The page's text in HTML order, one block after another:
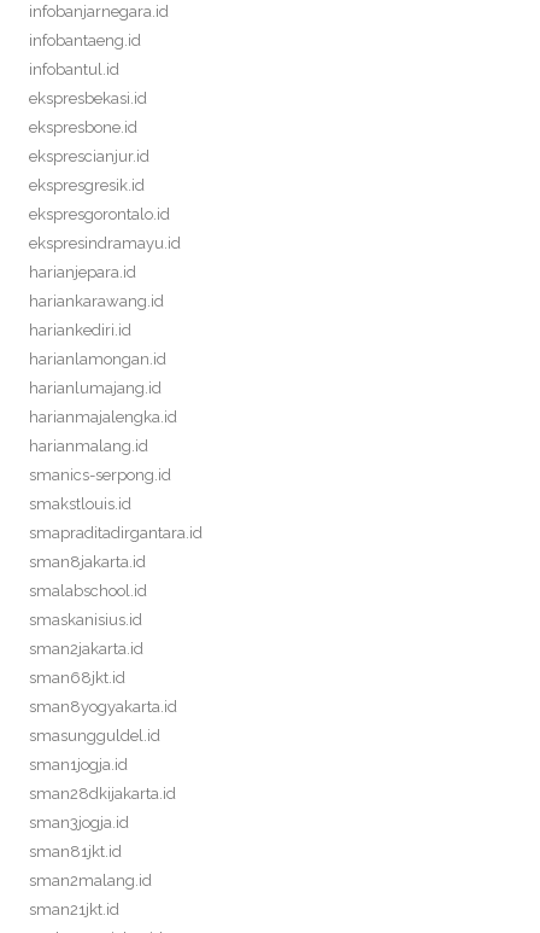
infobanjarnegara.id
infobantaeng.id
infobantul.id
ekspresbekasi.id
ekspresbone.id
eksprescianjur.id
ekspresgresik.id
ekspresgorontalo.id
ekspresindramayu.id
harianjepara.id
hariankarawang.id
hariankediri.id
harianlamongan.id
harianlumajang.id
harianmajalengka.id
harianmalang.id
smanics-serpong.id
smakstlouis.id
smapraditadirgantara.id
sman8jakarta.id
smalabschool.id
smaskanisius.id
sman2jakarta.id
sman68jkt.id
sman8yogyakarta.id
smasungguldel.id
sman1jogja.id
sman28dkijakarta.id
sman3jogja.id
sman81jkt.id
sman2malang.id
sman21jkt.id